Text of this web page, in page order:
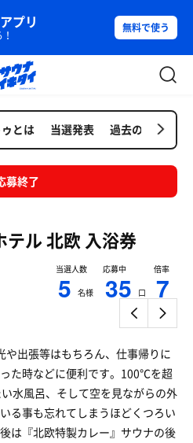
プリ 無料で使う
ゥとは 当選発表 過去の抽選会
募終了
テル 北欧 入浴券
当選人数
5 名様
応募中
35 口
倍率
7
や出張等はもちろん、仕事帰りに
た時などに便利です。100℃を超
水風呂、そして空を見ながらの外
る事も忘れてしまうほどくつろい
は『北欧特製カレー』サウナの後